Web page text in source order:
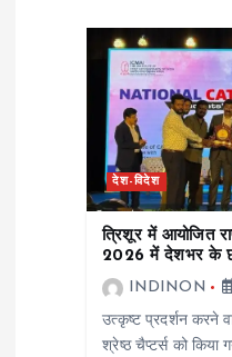
देश-विदेश
त्रिशूर में आयोजित
2026 में देशभर के
INDINON
उत्कृष्ट प्रदर्शन करने
श्रेष्ठ चैप्टर्स को किया